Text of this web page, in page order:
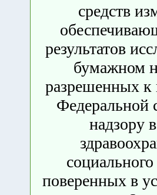
средств
результатов
бумажном
разрешенных
Федеральной
надзору
поверенных в